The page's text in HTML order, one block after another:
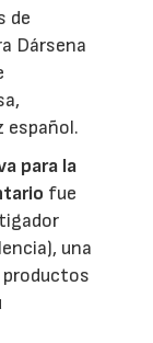
de
Dársena
español.
para la
fue
una